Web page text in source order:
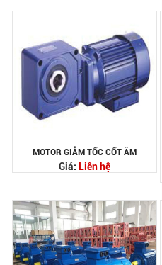
MOTOR GIẢM TỐC CỐT ÂM
Giá: Liên hệ